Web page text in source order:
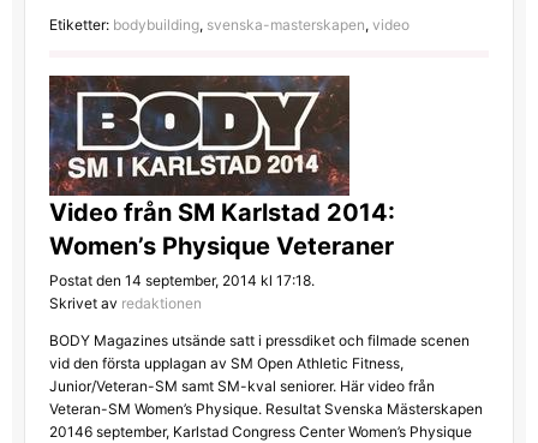
Etiketter: bodybuilding, svenska-masterskapen, video
Video från SM Karlstad 2014:
Women’s Physique Veteraner
Postat den 14 september, 2014 kl 17:18.
Skrivet av redaktionen
BODY Magazines utsände satt i pressdiket och filmade scenen
vid den första upplagan av SM Open Athletic Fitness,
Junior/Veteran-SM samt SM-kval seniorer. Här video från
Veteran-SM Women’s Physique. Resultat Svenska Mästerskapen
20146 september, Karlstad Congress Center Women’s Physique